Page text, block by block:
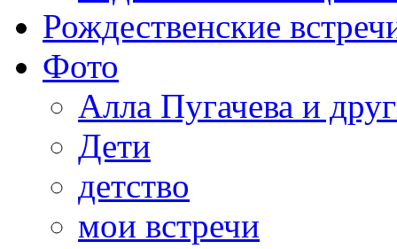
Рождественские
Фото
Алла Пугачева и
Дети
детство
мои встречи